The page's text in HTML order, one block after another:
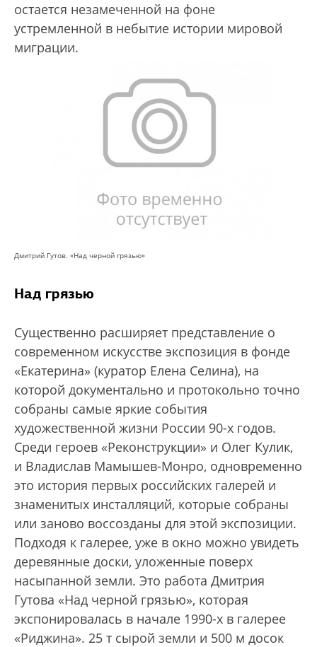
остается незамеченной на фоне
устремленной в небытие истории мировой
миграции.
Дмитрий Гутов. «Над черной грязью»
Над грязью
Существенно расширяет представление о
современном искусстве экспозиция в фонде
«Екатерина» (куратор Елена Селина), на
которой документально и протокольно точно
собраны самые яркие события
художественной жизни России 90-х годов.
Среди героев «Реконструкции» и Олег Кулик,
и Владислав Мамышев-Монро, одновременно
это история первых российских галерей и
знаменитых инсталляций, которые собраны
или заново воссозданы для этой экспозиции.
Подходя к галерее, уже в окно можно увидеть
деревянные доски, уложенные поверх
насыпанной земли. Это работа Дмитрия
Гутова «Над черной грязью», которая
экспонировалась в начале 1990-х в галерее
«Риджина». 25 т сырой земли и 500 м досок